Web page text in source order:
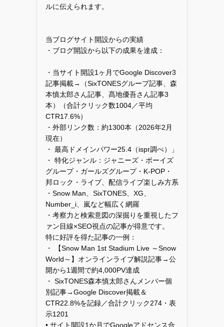
ルに伝えられます。
当ブログサイト開設からの実績
・ブログ開設から以下の成果を達成：
・当サイト開設1ヶ月でGoogle Discover3
記事掲載→（SixTONESグループ記事、森
本慎太郎さん記事、髙地優吾さん記事3
本）（合計クリック数1004／平均
CTR17.6%）
・外部リンク数：約1300本（2026年2月
現在）
・ 最高ドメインパワー25.4（ispr調べ）」
・ 特化ジャンル：ジャニーズ・ボーイズ
グループ・ガールズグループ・K-POP・
邦ロック・ライブ、配信ライブ楽しみ方系
・Snow Man、SixTONES、XG、
Number_i、嵐など幅広く網羅
・考察力と検索意図の深掘りを重視したフ
ァン目線×SEO視点の記事が得意です。
特に好評を得た記事の一例：
・ 【Snow Man 1st Stadium Live ～Snow
World～】オンラインライブ解説記事→公
開から1週間で約4,000PV達成
・ SixTONES森本慎太郎さんメンバー個
別記事→Google Discover掲載＆
CTR22.8%を記録／合計クリック274・表
示1201
• サイト開設1か月でGoogleアドセンス合